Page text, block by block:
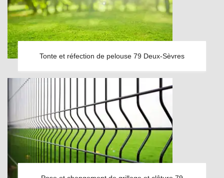
Tonte et réfection de pelouse 79 Deux-Sèvres